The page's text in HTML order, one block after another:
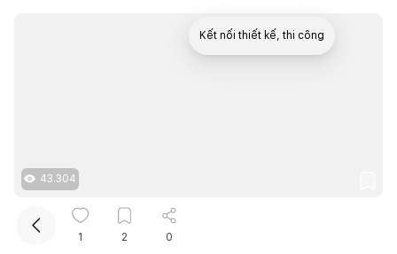
43.304
1 2 0
Kết nối thiết kế, thi công